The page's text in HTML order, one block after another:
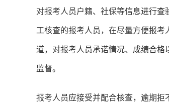
对报考人员户籍、社保等信息进行
工核查的报考人员，在尽量方便报
道，对报考人员承诺情况、成绩合
监督。
报考人员应接受并配合核查，逾期